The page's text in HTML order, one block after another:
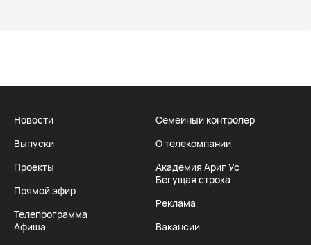
Новости
Выпуски
Проекты
Прямой эфир
Телепрограмма
Афиша
Семейный контролер
О телекомпании
Академия Ариг Ус
Бегущая строка
Реклама
Вакансии